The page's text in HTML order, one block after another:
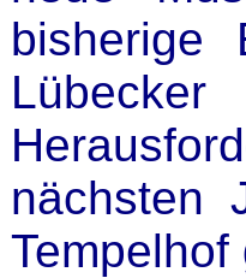
bisherige
nächsten